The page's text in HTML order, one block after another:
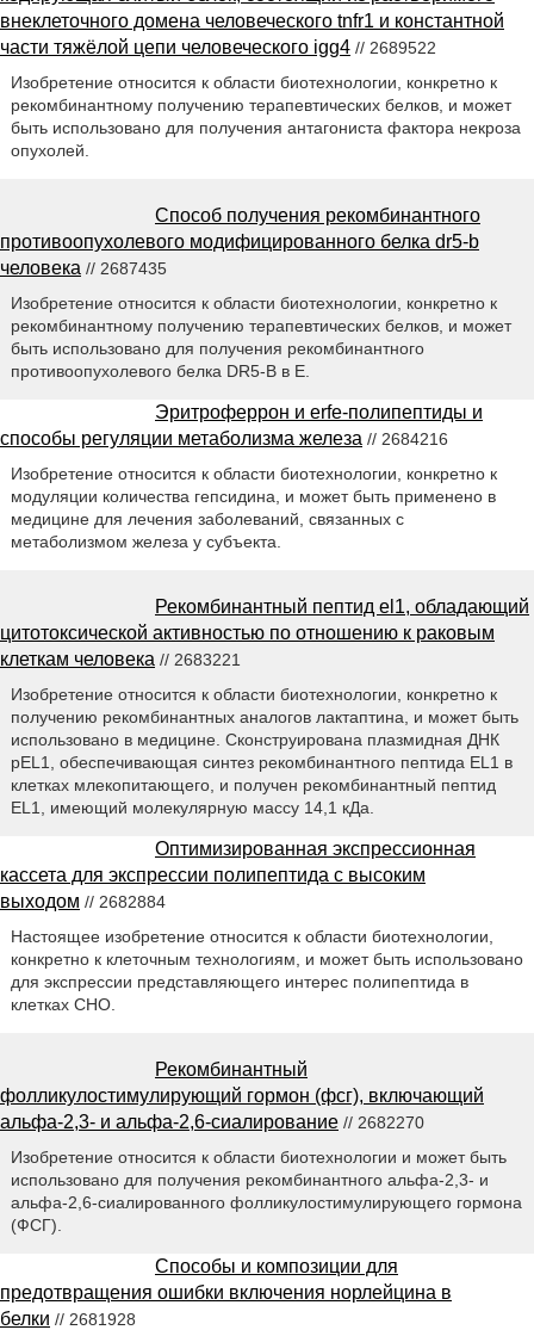
внеклеточного домена человеческого tnfr1 и константной
части тяжёлой цепи человеческого igg4 // 2689522
Изобретение относится к области биотехнологии, конкретно к
рекомбинантному получению терапевтических белков, и может
быть использовано для получения антагониста фактора некроза
опухолей.
Способ получения рекомбинантного
противоопухолевого модифицированного белка dr5-b
человека // 2687435
Изобретение относится к области биотехнологии, конкретно к
рекомбинантному получению терапевтических белков, и может
быть использовано для получения рекомбинантного
противоопухолевого белка DR5-B в Е.
Эритроферрон и erfe-полипептиды и
способы регуляции метаболизма железа // 2684216
Изобретение относится к области биотехнологии, конкретно к
модуляции количества гепсидина, и может быть применено в
медицине для лечения заболеваний, связанных с
метаболизмом железа у субъекта.
Рекомбинантный пептид el1, обладающий
цитотоксической активностью по отношению к раковым
клеткам человека // 2683221
Изобретение относится к области биотехнологии, конкретно к
получению рекомбинантных аналогов лактаптина, и может быть
использовано в медицине. Сконструирована плазмидная ДНК
pEL1, обеспечивающая синтез рекомбинантного пептида EL1 в
клетках млекопитающего, и получен рекомбинантный пептид
EL1, имеющий молекулярную массу 14,1 кДа.
Оптимизированная экспрессионная
кассета для экспрессии полипептида с высоким
выходом // 2682884
Настоящее изобретение относится к области биотехнологии,
конкретно к клеточным технологиям, и может быть использовано
для экспрессии представляющего интерес полипептида в
клетках CHO.
Рекомбинантный
фолликулостимулирующий гормон (фсг), включающий
альфа-2,3- и альфа-2,6-сиалирование // 2682270
Изобретение относится к области биотехнологии и может быть
использовано для получения рекомбинантного альфа-2,3- и
альфа-2,6-сиалированного фолликулостимулирующего гормона
(ФСГ).
Способы и композиции для
предотвращения ошибки включения норлейцина в
белки // 2681928